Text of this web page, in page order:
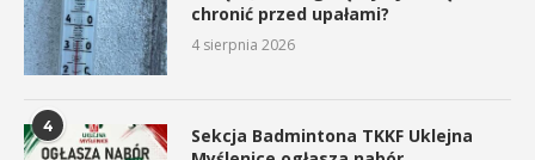
chronić przed upałami?
4 sierpnia 2026
4
Sekcja Badmintona TKKF Uklejna